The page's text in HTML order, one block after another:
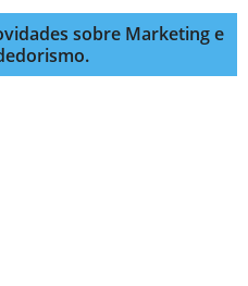
sobre Marketing e